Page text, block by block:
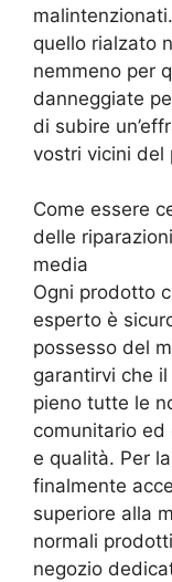
quello rialzato
nemmeno per
danneggiate
di subire
vostri vicini del
Come essere
delle
media
Ogni prodotto
esperto è
possesso del
garantirvi che
pieno tutte le
comunitario ed
e qualità. Per
finalmente
superiore alla
normali
negozio